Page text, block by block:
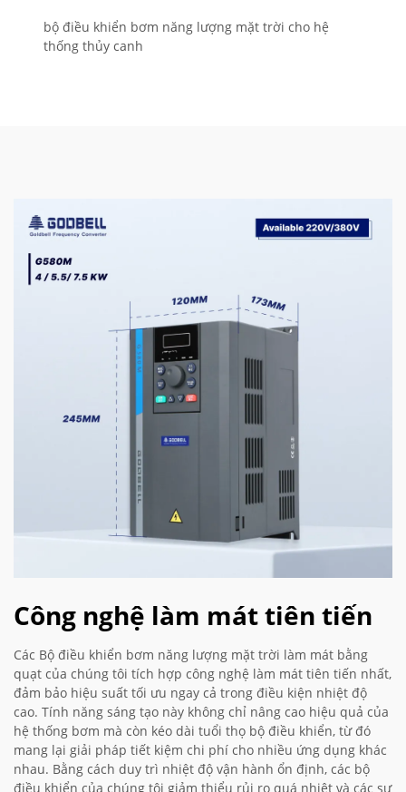
bộ điều khiển bơm năng lượng mặt trời cho hệ
thống thủy canh
Công nghệ làm mát tiên tiến
Các Bộ điều khiển bơm năng lượng mặt trời làm mát bằng
quạt của chúng tôi tích hợp công nghệ làm mát tiên tiến nhất,
đảm bảo hiệu suất tối ưu ngay cả trong điều kiện nhiệt độ
cao. Tính năng sáng tạo này không chỉ nâng cao hiệu quả của
hệ thống bơm mà còn kéo dài tuổi thọ bộ điều khiển, từ đó
mang lại giải pháp tiết kiệm chi phí cho nhiều ứng dụng khác
nhau. Bằng cách duy trì nhiệt độ vận hành ổn định, các bộ
điều khiển của chúng tôi giảm thiểu rủi ro quá nhiệt và các sự